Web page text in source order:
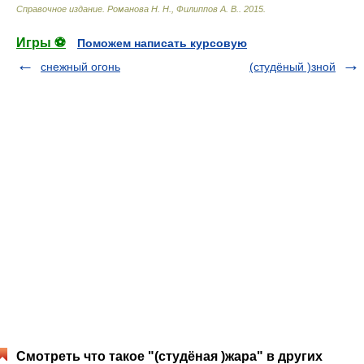
Справочное издание Романова Н. Н., Филиппов А. В. 2015
Игры ⚽
Поможем написать курсовую
снежный огонь
(студёный )зной
Смотреть что такое "(студёная )жара" в других